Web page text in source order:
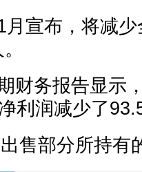
月宣布，将减
财务报告显示
利润减少了
售部分所持有